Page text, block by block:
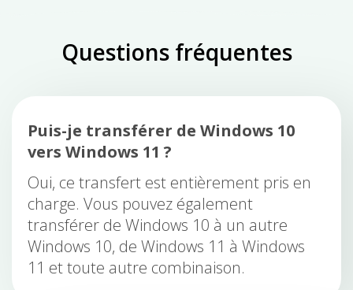
Questions fréquentes
Puis-je transférer de Windows 10
vers Windows 11 ?
Oui, ce transfert est entièrement pris en
charge. Vous pouvez également
transférer de Windows 10 à un autre
Windows 10, de Windows 11 à Windows
11 et toute autre combinaison.